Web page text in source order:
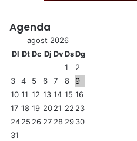
Agenda
agost 2026
Dl DtDc Dj DvDsDg
1
2
3
4 5 6 7 8
9
10 11 12 13 14 15 16
17 18 19 2021 22 23
2425 26 27 28 2930
31